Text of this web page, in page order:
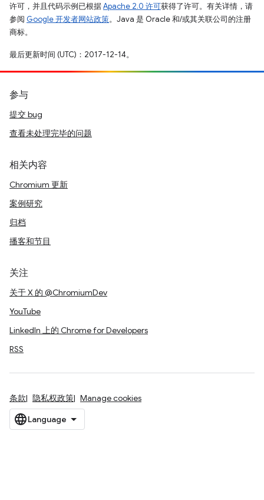
许可，并且代码示例已根据Apache 2.0 许可获得了许可。有关详情，请
参阅 Google 开发者网站政策。Java 是 Oracle 和/或其关联公司的注册
商标。
最后更新时间 (UTC)：2017-12-14。
参与
提交 bug
查看未处理完毕的问题
相关内容
Chromium 更新
案例研究
归档
播客和节目
关注
关于 X 的 @ChromiumDev
YouTube
LinkedIn 上的 Chrome for Developers
RSS
条款 隐私权政策 Manage cookies